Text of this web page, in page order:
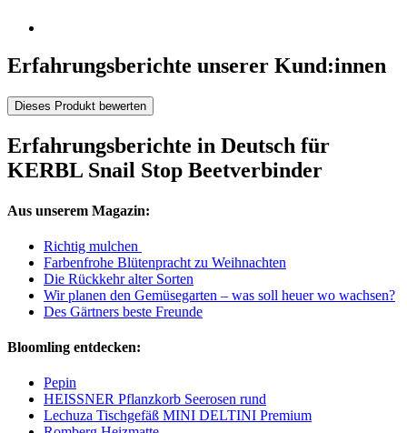
Erfahrungsberichte unserer Kund:innen
Dieses Produkt bewerten
Erfahrungsberichte in Deutsch für
KERBL Snail Stop Beetverbinder
Aus unserem Magazin:
Richtig mulchen
Farbenfrohe Blütenpracht zu Weihnachten
Die Rückkehr alter Sorten
Wir planen den Gemüsegarten – was soll heuer wo wachsen?
Des Gärtners beste Freunde
Bloomling entdecken:
Pepin
HEISSNER Pflanzkorb Seerosen rund
Lechuza Tischgefäß MINI DELTINI Premium